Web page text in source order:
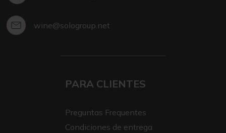
wine@sologroup.net
PARA CLIENTES
Preguntas Frequentes
Condiciones de entrega